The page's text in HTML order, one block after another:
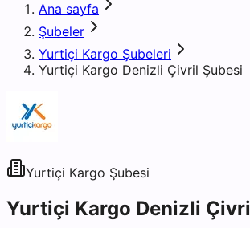
Ana sayfa
Şubeler
Yurtiçi Kargo Şubeleri
Yurtiçi Kargo Denizli Çivril Şubesi
Yurtiçi Kargo Şubesi
Yurtiçi Kargo Denizli